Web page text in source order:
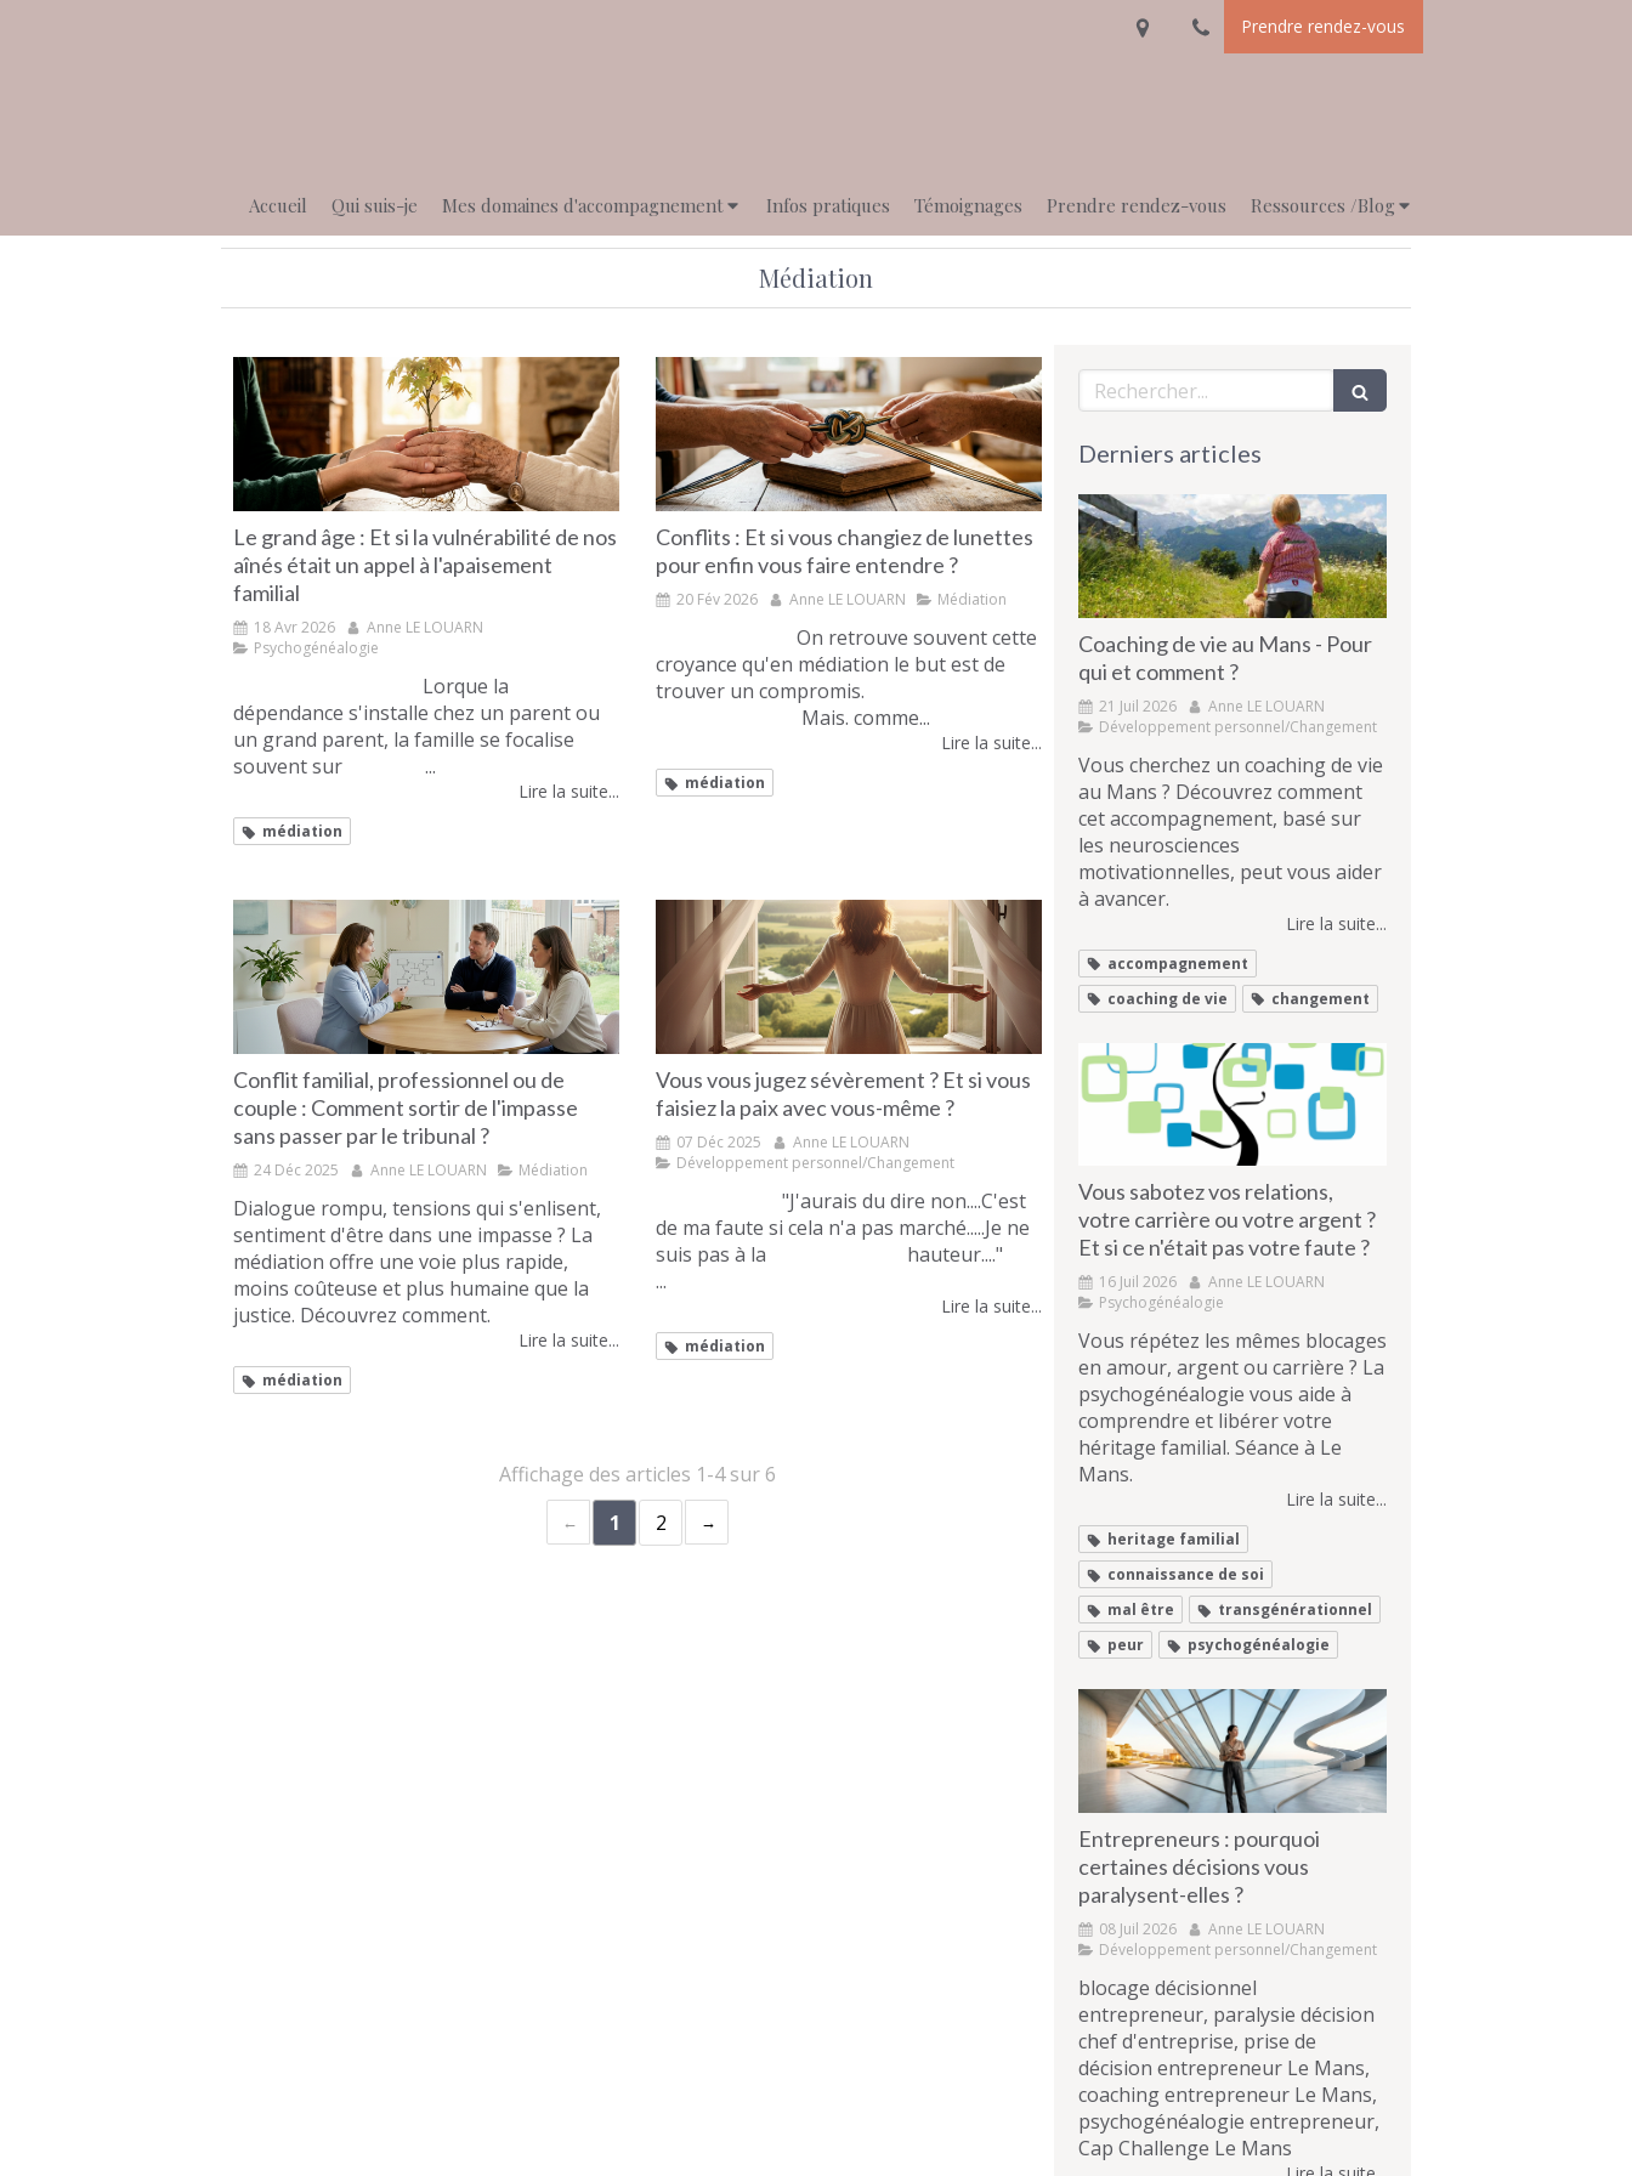
Prendre rendez-vous
Accueil Qui suis-je Mes domaines d'accompagnement Infos pratiques Témoignages Prendre rendez-vous Ressources /Blog
Médiation
Le grand âge : Et si la vulnérabilité de nos
aînés était un appel à l'apaisement
familial
18 Avr 2026
Anne LE LOUARN
Psychogénéalogie
Lorque la
dépendance s'installe chez un parent ou
un grand parent, la famille se focalise
souvent sur ...
Lire la suite...
médiation
Conflits : Et si vous changiez de lunettes
pour enfin vous faire entendre ?
20 Fév 2026 Anne LE LOUARN Médiation
On retrouve souvent cette
croyance qu'en médiation le but est de
trouver un compromis.
Mais. comme...
Lire la suite...
médiation
Conflit familial, professionnel ou de
couple : Comment sortir de l'impasse
sans passer par le tribunal ?
24 Déc 2025 Anne LE LOUARN Médiation
Dialogue rompu, tensions qui s'enlisent,
sentiment d'être dans une impasse ? La
médiation offre une voie plus rapide,
moins coûteuse et plus humaine que la
justice. Découvrez comment.
Lire la suite...
médiation
Vous vous jugez sévèrement ? Et si vous
faisiez la paix avec vous-même ?
07 Déc 2025
Anne LE LOUARN
Développement personnel/Changement
"J'aurais du dire non....C'est
de ma faute si cela n'a pas marché.....Je ne
suis pas à la hauteur...."
...
Lire la suite...
médiation
Affichage des articles 1-4 sur 6
1
2
Rechercher
Derniers articles
Coaching de vie au Mans - Pour
qui et comment ?
21 Juil 2026
Anne LE LOUARN
Développement personnel/Changement
Vous cherchez un coaching de vie
au Mans ? Découvrez comment
cet accompagnement, basé sur
les neurosciences
motivationnelles, peut vous aider
à avancer.
Lire la suite...
accompagnement
coaching de vie
changement
Vous sabotez vos relations,
votre carrière ou votre argent ?
Et si ce n'était pas votre faute ?
16 Juil 2026
Anne LE LOUARN
Psychogénéalogie
Vous répétez les mêmes blocages
en amour, argent ou carrière ? La
psychogénéalogie vous aide à
comprendre et libérer votre
héritage familial. Séance à Le
Mans.
Lire la suite...
heritage familial
connaissance de soi
mal être
transgénérationnel
peur
psychogénéalogie
Entrepreneurs : pourquoi
certaines décisions vous
paralysent-elles ?
08 Juil 2026
Anne LE LOUARN
Développement personnel/Changement
blocage décisionnel
entrepreneur, paralysie décision
chef d'entreprise, prise de
décision entrepreneur Le Mans,
coaching entrepreneur Le Mans,
psychogénéalogie entrepreneur,
Cap Challenge Le Mans